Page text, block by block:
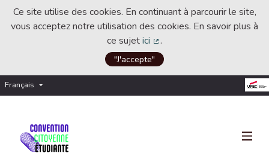
Ce site utilise des cookies. En continuant à parcourir le site,
vous acceptez notre utilisation des cookies. En savoir plus à
ce sujetici
(Lien externe)
.
"J'accepte"
Français Choisir la langue